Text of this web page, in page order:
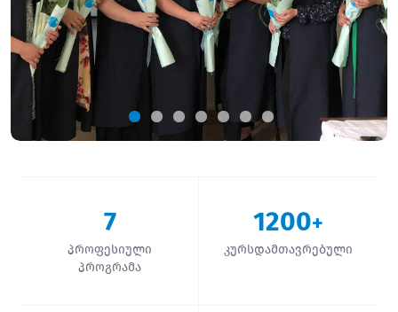
7
პროფესიული
პროგრამა
1200+
კურსდამთავრებული